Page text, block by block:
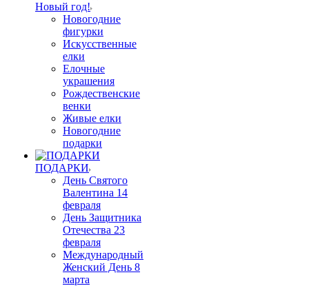
Новый год!
Новогодние
фигурки
Искусственные
елки
Елочные
украшения
Рождественские
венки
Живые елки
Новогодние
подарки
ПОДАРКИ
День Святого
Валентина 14
февраля
День Защитника
Отечества 23
февраля
Международный
Женский День 8
марта